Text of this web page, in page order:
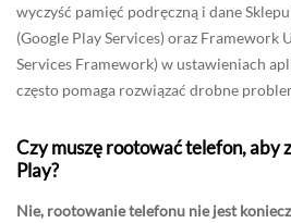
wyczyść pamięć podręczną i dane
(Google Play Services) oraz Framework
Services Framework) w ustawieniach
często pomaga rozwiązać drobne
Czy muszę rootować telefon, aby
Play?
Nie, rootowanie telefonu nie jest